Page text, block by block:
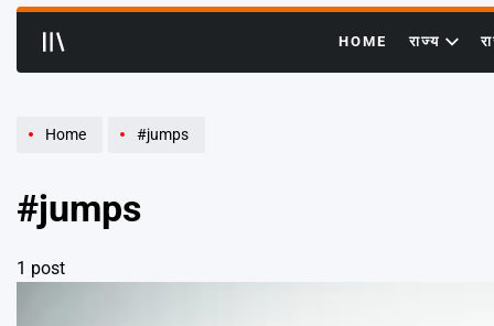
HOME राज्य
Home #jumps
#jumps
1 post